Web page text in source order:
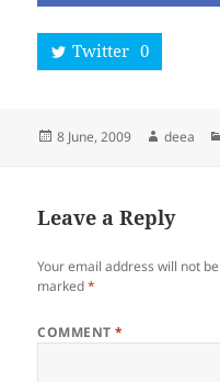
Twitter 0
Posted
8 June, 2009 Author
deea
Leave a Reply
Your email address will not
marked*
COMMENT*